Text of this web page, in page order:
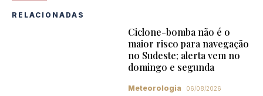
RELACIONADAS
Ciclone-bomba não é o
maior risco para navegação
no Sudeste; alerta vem no
domingo e segunda
Meteorologia 06/08/2026